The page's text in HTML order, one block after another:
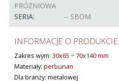
PRÓŻNIOWA
SERIA:
-- SBOM
INFORMACJE O PRODUKCIE:
Zakres wym: 30x65 ÷ 70x140 mm
Materiały: perbunan
Dla branży: metalowej